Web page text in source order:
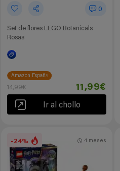
0
Set de flores LEGO Botanicals
Rosas
Amazon España
14,99€ 11,99€
Ir al chollo
-24% 4 meses